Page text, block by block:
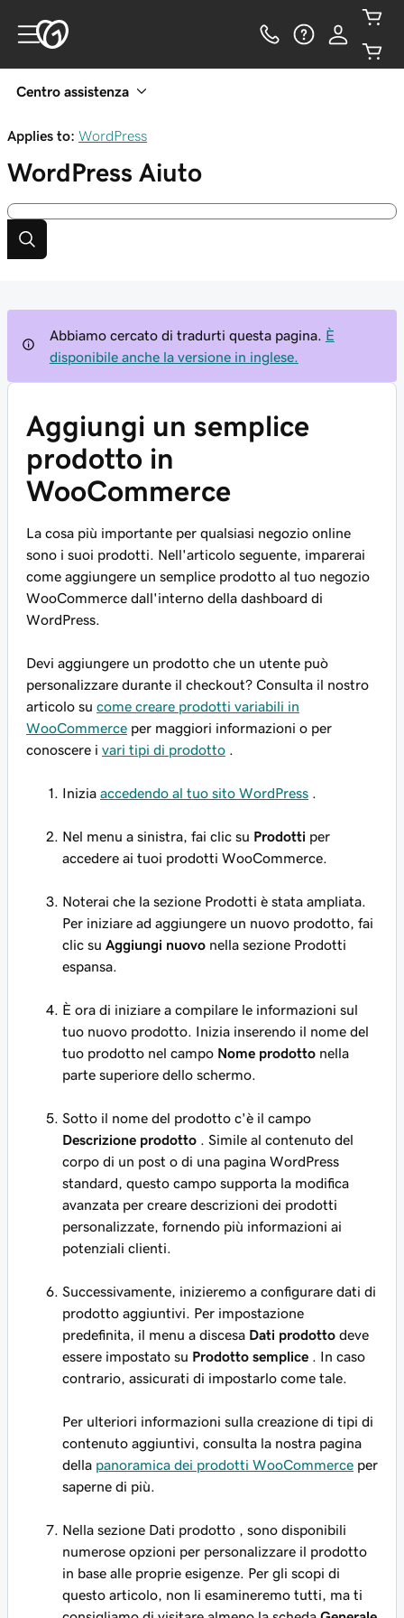
Centro assistenza
Applies to: WordPress
WordPress Aiuto
Abbiamo cercato di tradurti questa pagina.
È
disponibile anche la versione in inglese.
Aggiungi un semplice
prodotto in
WooCommerce
La cosa più importante per qualsiasi negozio online
sono i suoi prodotti. Nell'articolo seguente, imparerai
come aggiungere un semplice prodotto al tuo negozio
WooCommerce dall'interno della dashboard di
WordPress.
Devi aggiungere un prodotto che un utente può
personalizzare durante il checkout? Consulta il nostro
articolo su come creare prodotti variabili in
WooCommerce per maggiori informazioni o per
conoscere i vari tipi di prodotto
Inizia accedendo al tuo sito WordPress
Nel menu a sinistra, fai clic su Prodotti per
accedere ai tuoi prodotti WooCommerce.
Noterai che la sezione Prodotti è stata ampliata.
Per iniziare ad aggiungere un nuovo prodotto, fai
clic su Aggiungi nuovo nella sezione Prodotti
espansa.
È ora di iniziare a compilare le informazioni sul
tuo nuovo prodotto. Inizia inserendo il nome del
tuo prodotto nel campo Nome prodotto nella
parte superiore dello schermo.
Sotto il nome del prodotto c'è il campo
Descrizione prodotto . Simile al contenuto del
corpo di un post o di una pagina WordPress
standard, questo campo supporta la modifica
avanzata per creare descrizioni dei prodotti
personalizzate, fornendo più informazioni ai
potenziali clienti.
Successivamente, inizieremo a configurare dati di
prodotto aggiuntivi. Per impostazione
predefinita, il menu a discesa Dati prodotto deve
essere impostato su Prodotto semplice . In caso
contrario, assicurati di impostarlo come tale.
Per ulteriori informazioni sulla creazione di tipi di
contenuto aggiuntivi, consulta la nostra pagina
della panoramica dei prodotti WooCommerce per
saperne di più.
Nella sezione Dati prodotto , sono disponibili
numerose opzioni per personalizzare il prodotto
in base alle proprie esigenze. Per gli scopi di
questo articolo, non li esamineremo tutti, ma ti